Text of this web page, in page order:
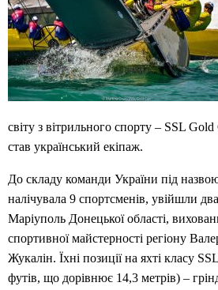
світу з вітрильного спорту – SSL
став український екіпаж.
До складу команди України під
налічувала 9 спортсменів, увійшли
Маріуполь Донецької області,
спортивної майстерності регіону
Жукалін. Їхні позиції на яхті класу
футів, що дорівнює 14,3 метрів) –